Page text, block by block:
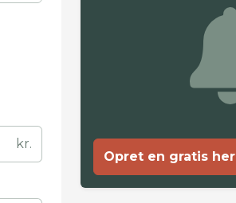
kr.
Opret en gratis her